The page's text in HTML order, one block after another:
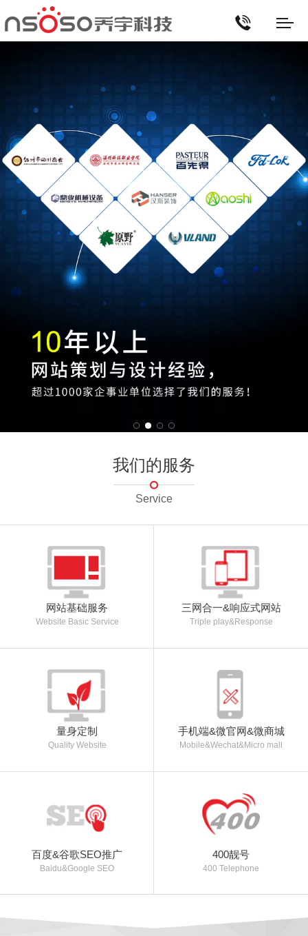
我们的服务
Service
网站基础服务
Website Basic Service
三网合一&响应式网站
Triple play&Response
量身定制
Quality Website
手机端&微官网&微商城
Mobile&Wechat&Micro mall
百度&谷歌SEO推广
Baidu&Google SEO
400靓号
400 Telephone